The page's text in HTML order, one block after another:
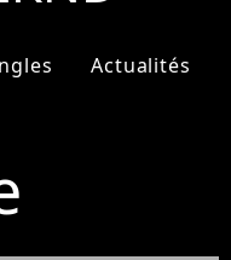
Actualités